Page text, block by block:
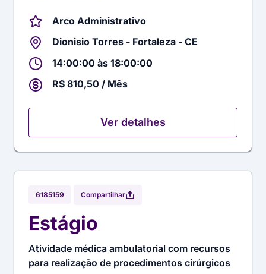
Arco Administrativo
Dionisio Torres - Fortaleza - CE
14:00:00 às 18:00:00
R$ 810,50 / Mês
Ver detalhes
6185159 Compartilhar
Estágio
Atividade médica ambulatorial com recursos
para realização de procedimentos cirúrgicos